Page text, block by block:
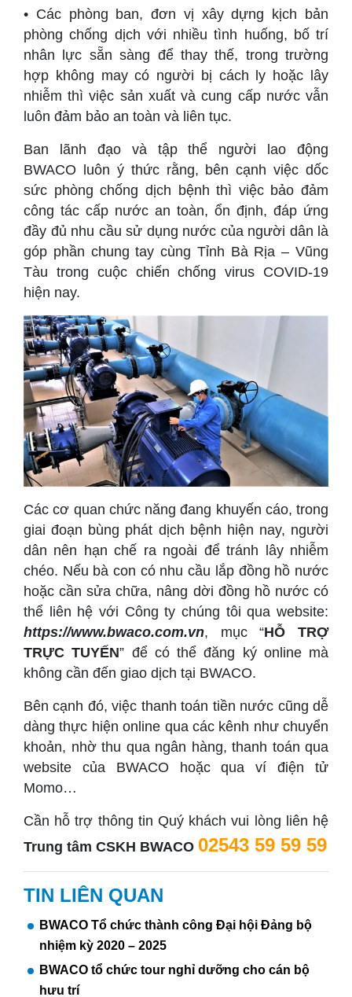
• Các phòng ban, đơn vị xây dựng kịch bản
phòng chống dịch với nhiều tình huống, bố trí
nhân lực sẵn sàng để thay thế, trong trường
hợp không may có người bị cách ly hoặc lây
nhiễm thì việc sản xuất và cung cấp nước vẫn
luôn đảm bảo an toàn và liên tục.
Ban lãnh đạo và tập thể người lao động
BWACO luôn ý thức rằng, bên cạnh việc dốc
sức phòng chống dịch bệnh thì việc bảo đảm
công tác cấp nước an toàn, ổn định, đáp ứng
đầy đủ nhu cầu sử dụng nước của người dân là
góp phần chung tay cùng Tỉnh Bà Rịa – Vũng
Tàu trong cuộc chiến chống virus COVID-19
hiện nay.
Các cơ quan chức năng đang khuyến cáo, trong
giai đoạn bùng phát dịch bệnh hiện nay, người
dân nên hạn chế ra ngoài để tránh lây nhiễm
chéo. Nếu bà con có nhu cầu lắp đồng hồ nước
hoặc cần sửa chữa, nâng dời đồng hồ nước có
thể liên hệ với Công ty chúng tôi qua website:
https://www.bwaco.com.vn, mục “HỖ TRỢ
TRỰC TUYẾN” để có thể đăng ký online mà
không cần đến giao dịch tại BWACO.
Bên cạnh đó, việc thanh toán tiền nước cũng dễ
dàng thực hiện online qua các kênh như chuyển
khoản, nhờ thu qua ngân hàng, thanh toán qua
website của BWACO hoặc qua ví điện tử
Momo…
Cần hỗ trợ thông tin Quý khách vui lòng liên hệ
Trung tâm CSKH BWACO 02543 59 59 59
TIN LIÊN QUAN
BWACO Tổ chức thành công Đại hội Đảng bộ
nhiệm kỳ 2020 – 2025
BWACO tổ chức tour nghỉ dưỡng cho cán bộ
hưu trí